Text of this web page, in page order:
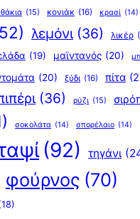
(15) κονιάκ (16) κρασί (14)
λεμόνι (36) λικέρ
(19) μαϊντανός (20)
(20) ξύδι (16) πίτα
(36) ρύζι (15)
σοκολάτα (14) σπορέλαιο (14)
(92) τηγάνι
φούρνος (70)